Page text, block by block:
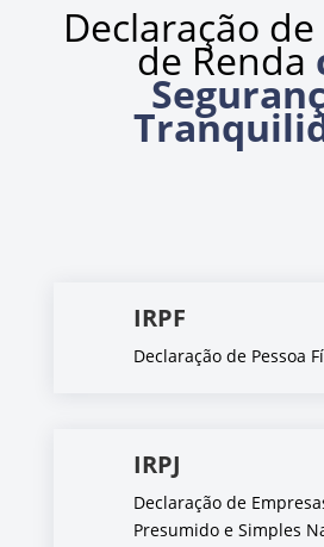
Declaração
de Renda
IRPF
Declaração de Pessoa
IRPJ
Declaração de
Presumido e Simples